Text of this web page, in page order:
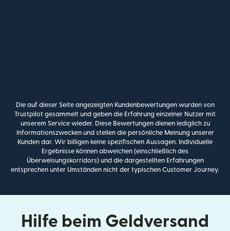
Die auf dieser Seite angezeigten Kundenbewertungen wurden von
Trustpilot gesammelt und geben die Erfahrung einzelner Nutzer mit
unserem Service wieder. Diese Bewertungen dienen lediglich zu
Informationszwecken und stellen die persönliche Meinung unserer
Kunden dar. Wir billigen keine spezifischen Aussagen. Individuelle
Ergebnisse können abweichen (einschließlich des
Überweisungskorridors) und die dargestellten Erfahrungen
entsprechen unter Umständen nicht der typischen Customer Journey.
Hilfe beim Geldversand